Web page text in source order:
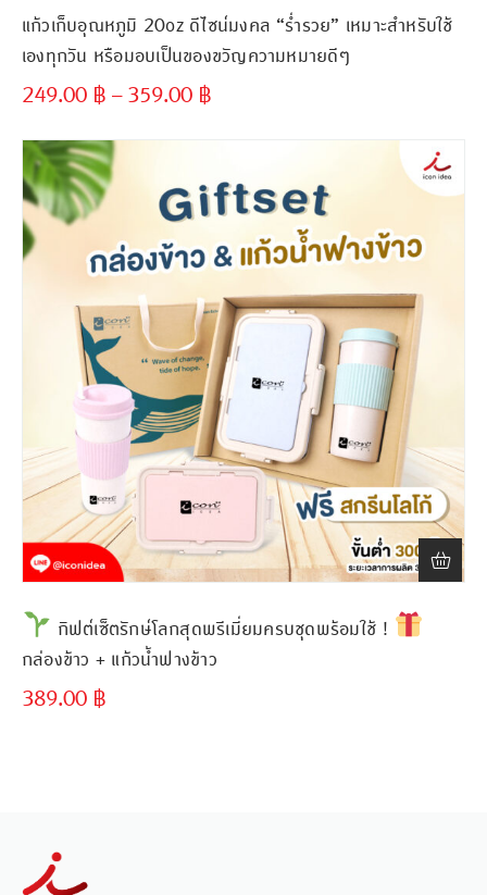
แก้วเก็บอุณหภูมิ 20oz ดีไซน์มงคล “ร่ำรวย” เหมาะสำหรับใช้
เองทุกวัน หรือมอบเป็นของขวัญความหมายดีๆ
249.00 ฿–359.00 ฿
กิฟต์เซ็ตรักษ์โลกสุดพรีเมี่ยมครบชุดพร้อมใช้ !
กล่องข้าว + แก้วน้ำฟางข้าว
389.00 ฿